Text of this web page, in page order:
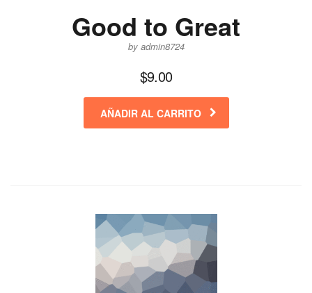
Good to Great
by admin8724
$9.00
AÑADIR AL CARRITO